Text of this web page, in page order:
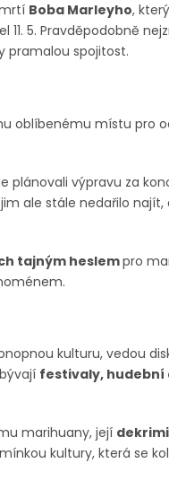
Boba Marleyho,
5. Pravděpodobně
pramalou spojitost.
oblíbenému místu pro
plánovali výpravu za
ale stále nedařilo
tajným heslempro
kulturu, vedou
festivaly, hudební
marihuany, její
kultury, která se